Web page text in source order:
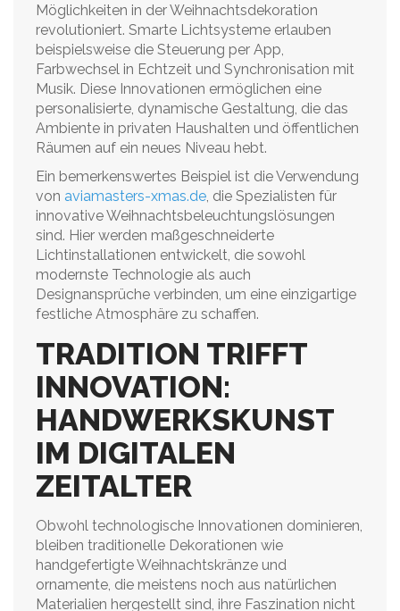
Möglichkeiten in der Weihnachtsdekoration
revolutioniert. Smarte Lichtsysteme erlauben
beispielsweise die Steuerung per App,
Farbwechsel in Echtzeit und Synchronisation mit
Musik. Diese Innovationen ermöglichen eine
personalisierte, dynamische Gestaltung, die das
Ambiente in privaten Haushalten und öffentlichen
Räumen auf ein neues Niveau hebt.
Ein bemerkenswertes Beispiel ist die Verwendung
von aviamasters-xmas.de, die Spezialisten für
innovative Weihnachtsbeleuchtungslösungen
sind. Hier werden maßgeschneiderte
Lichtinstallationen entwickelt, die sowohl
modernste Technologie als auch
Designansprüche verbinden, um eine einzigartige
festliche Atmosphäre zu schaffen.
TRADITION TRIFFT
INNOVATION:
HANDWERKSKUNST
IM DIGITALEN
ZEITALTER
Obwohl technologische Innovationen dominieren,
bleiben traditionelle Dekorationen wie
handgefertigte Weihnachtskränze und
ornamente, die meistens noch aus natürlichen
Materialien hergestellt sind, ihre Faszination nicht